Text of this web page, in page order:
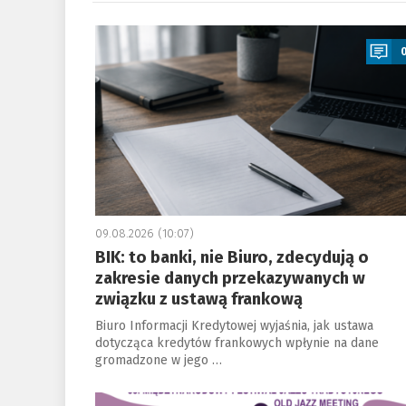
a
0
09.08.2026 (10:07)
BIK: to banki, nie Biuro, zdecydują o
zakresie danych przekazywanych w
związku z ustawą frankową
Biuro Informacji Kredytowej wyjaśnia, jak ustawa
dotycząca kredytów frankowych wpłynie na dane
gromadzone w jego …
a